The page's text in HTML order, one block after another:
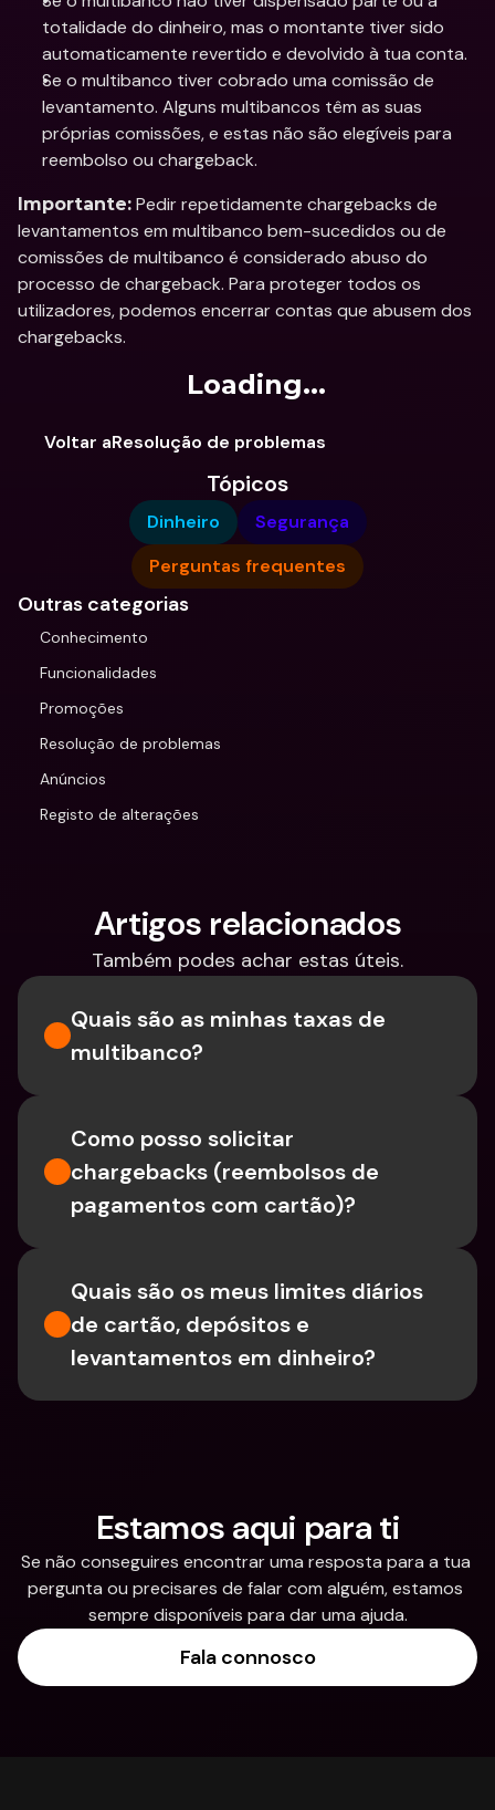
totalidade do dinheiro, mas o montante tiver sido
automaticamente revertido e devolvido à tua conta.
Se o multibanco tiver cobrado uma comissão de
levantamento. Alguns multibancos têm as suas
próprias comissões, e estas não são elegíveis para
reembolso ou chargeback.
Importante: Pedir repetidamente chargebacks de
levantamentos em multibanco bem-sucedidos ou de
comissões de multibanco é considerado abuso do
processo de chargeback. Para proteger todos os
utilizadores, podemos encerrar contas que abusem dos
chargebacks.
Loading...
Voltar aResolução de problemas
Tópicos
Dinheiro
Segurança
Perguntas frequentes
Outras categorias
Conhecimento
Funcionalidades
Promoções
Resolução de problemas
Anúncios
Registo de alterações
Artigos relacionados
Também podes achar estas úteis.
Quais são as minhas taxas de
multibanco?
Como posso solicitar
chargebacks (reembolsos de
pagamentos com cartão)?
Quais são os meus limites diários
de cartão, depósitos e
levantamentos em dinheiro?
Estamos aqui para ti
Se não conseguires encontrar uma resposta para a tua
pergunta ou precisares de falar com alguém, estamos
sempre disponíveis para dar uma ajuda.
Fala connosco